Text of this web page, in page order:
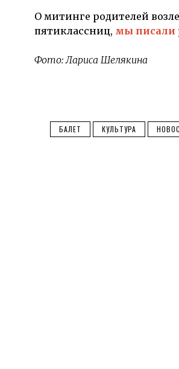
О митинге родителей
пятиклассниц, мы писали
Фото: Лариса Шелякина
БАЛЕТ КУЛЬТУРА